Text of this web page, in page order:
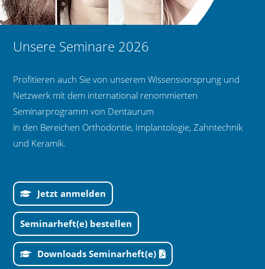
Unsere Seminare 2026
Profitieren auch Sie von unserem Wissensvorsprung und
Netzwerk mit dem international renommierten
Seminarprogramm von Dentaurum
in den Bereichen Orthodontie, Implantologie, Zahntechnik
und Keramik.
Jetzt anmelden
Seminarheft(e) bestellen
Downloads Seminarheft(e)